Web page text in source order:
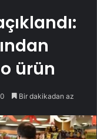
ürün
0 Bir dakikadan az